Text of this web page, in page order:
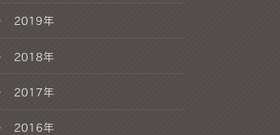
2019年
2018年
2017年
2016年